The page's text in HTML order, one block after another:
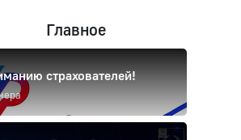
Главное
страхователей!